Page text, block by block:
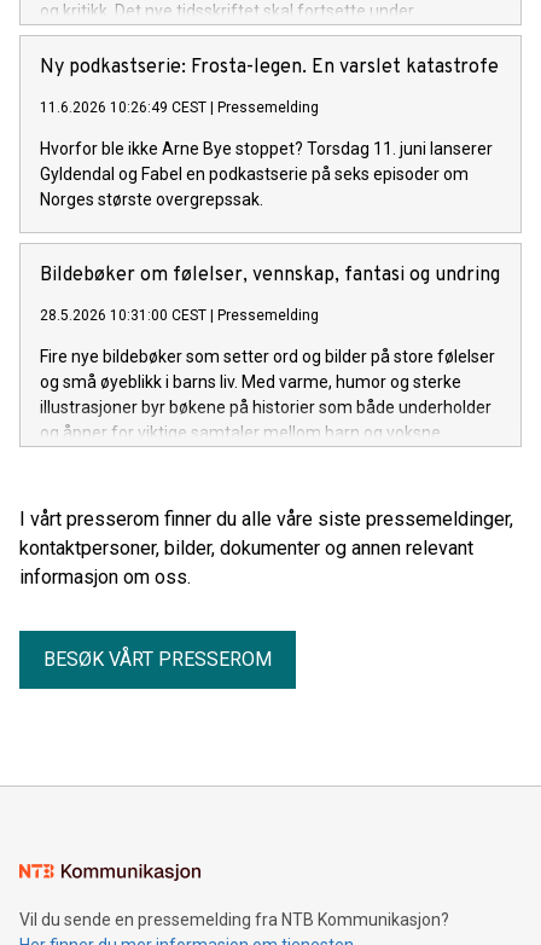
og kritikk. Det nye tidsskriftet skal fortsette under
navnet Vagant. Arven fra Vinduet videreføres både visuelt, i
stoffutvalg og gjennom bidragsytere.
Ny podkastserie: Frosta-legen. En varslet katastrofe
11.6.2026 10:26:49 CEST Pressemelding
Hvorfor ble ikke Arne Bye stoppet? Torsdag 11. juni lanserer
Gyldendal og Fabel en podkastserie på seks episoder om
Norges største overgrepssak.
Bildebøker om følelser, vennskap, fantasi og undring
28.5.2026 10:31:00 CEST Pressemelding
Fire nye bildebøker som setter ord og bilder på store følelser
og små øyeblikk i barns liv. Med varme, humor og sterke
illustrasjoner byr bøkene på historier som både underholder
og åpner for viktige samtaler mellom barn og voksne.
I vårt presserom finner du alle våre siste pressemeldinger,
kontaktpersoner, bilder, dokumenter og annen relevant
informasjon om oss.
BESØK VÅRT PRESSEROM
Vil du sende en pressemelding fra NTB Kommunikasjon?